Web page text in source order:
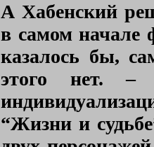
А Хабенский
в самом
казалось бы,
этого нет.
“Жизни и